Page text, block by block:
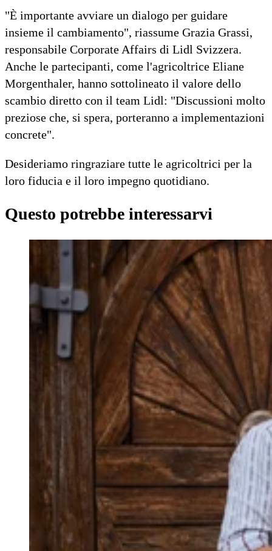
"È importante avviare un dialogo per guidare
insieme il cambiamento", riassume Grazia Grassi,
responsabile Corporate Affairs di Lidl Svizzera.
Anche le partecipanti, come l'agricoltrice Eliane
Morgenthaler, hanno sottolineato il valore dello
scambio diretto con il team Lidl: "Discussioni molto
preziose che, si spera, porteranno a implementazioni
concrete".
Desideriamo ringraziare tutte le agricoltrici per la
loro fiducia e il loro impegno quotidiano.
Questo potrebbe interessarvi